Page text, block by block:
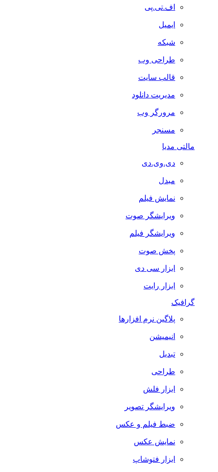
اف.تی.پی
ایمیل
شبکه
طراحی وب
قالب سایت
مدیریت دانلود
مرورگر وب
مسنجر
مالتی مدیا
دی.وی.دی
مبدل
نمایش فیلم
ویرایشگر صوت
ویرایشگر فیلم
پخش صوت
ابزار سی دی
ابزار رایت
گرافیک
پلاگین نرم افزارها
انیمیشن
تبدیل
طراحی
ابزار فلش
ویرایشگر تصویر
ضبط فيلم و عكس
نمایش عکس
ابزار فتوشاپ